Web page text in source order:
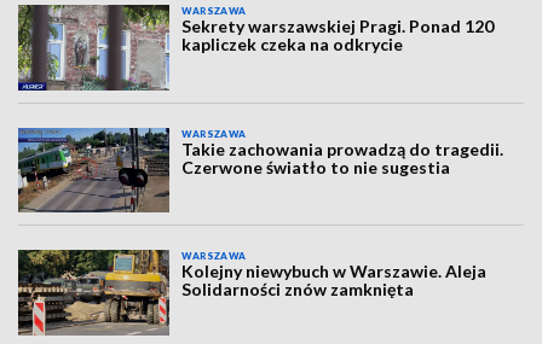
WARSZAWA
Sekrety warszawskiej Pragi. Ponad 120
kapliczek czeka na odkrycie
WARSZAWA
Takie zachowania prowadzą do tragedii.
Czerwone światło to nie sugestia
WARSZAWA
Kolejny niewybuch w Warszawie. Aleja
Solidarności znów zamknięta